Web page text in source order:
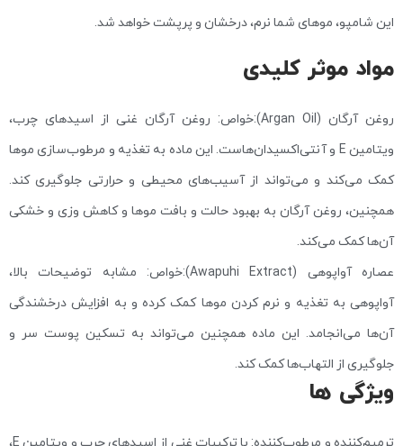
این شامپو، موهای شما نرم، درخشان و پرپشت خواهد شد.
مواد موثر کلیدی
روغن آرگان (Argan Oil):خواص: روغن آرگان غنی از اسیدهای چرب،
ویتامین E و آنتی‌اکسیدان‌هاست. این ماده به تغذیه و مرطوب‌سازی موها
کمک می‌کند و می‌تواند از آسیب‌های محیطی و حرارتی جلوگیری کند.
همچنین، روغن آرگان به بهبود حالت و بافت موها و کاهش وزی و خشکی
آن‌ها کمک می‌کند.
عصاره آواپوهی (Awapuhi Extract):خواص: مشابه توضیحات بالا،
آواپوهی به تغذیه و نرم کردن موها کمک کرده و به افزایش درخشندگی
آن‌ها می‌انجامد. این ماده همچنین می‌تواند به تسکین پوست سر و
جلوگیری از التهاب‌ها کمک کند.
ویژگی ها
ترمیم‌کننده و مرطوب‌کننده: با ترکیبات غنی از اسیدهای چرب و ویتامین E،